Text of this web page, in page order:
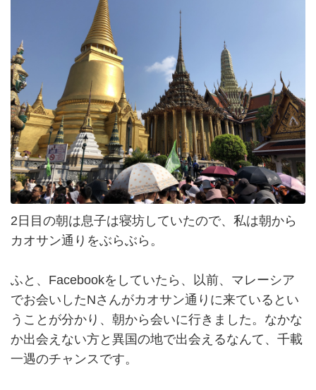
2日目の朝は息子は寝坊していたので、私は朝から
カオサン通りをぶらぶら。
ふと、Facebookをしていたら、以前、マレーシア
でお会いしたNさんがカオサン通りに来ているとい
うことが分かり、朝から会いに行きました。なかな
か出会えない方と異国の地で出会えるなんて、千載
一遇のチャンスです。